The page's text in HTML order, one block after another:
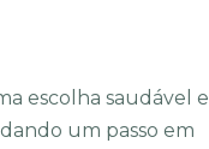
escolha saudável e
um passo em